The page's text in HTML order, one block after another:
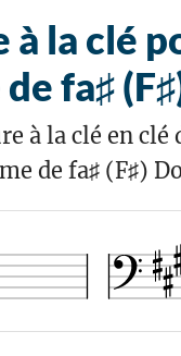
la clé
fa♯
à la clé en clé
de fa♯ (F♯)